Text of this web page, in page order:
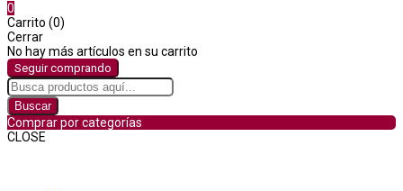
0
Carrito (0)
Cerrar
No hay más artículos en su carrito
Seguir comprando
Buscar
Comprar por categorías
CLOSE